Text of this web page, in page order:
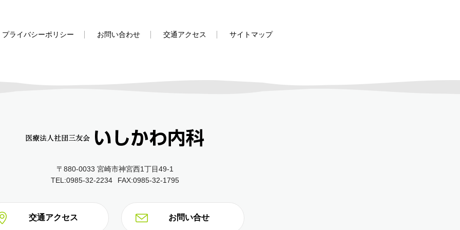
プライバシーポリシー お問い合わせ 交通アクセス サイトマップ
〒880-0033 宮崎市神宮西1丁目49‐1
TEL:0985-32-2234
FAX:0985-32-1795
交通アクセス お問い合せ